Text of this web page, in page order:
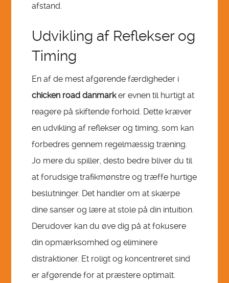
afstand.
Udvikling af Reflekser og
Timing
En af de mest afgørende færdigheder i
chicken road danmarker evnen til hurtigt at
reagere på skiftende forhold. Dette kræver
en udvikling af reflekser og timing, som kan
forbedres gennem regelmæssig træning.
Jo mere du spiller, desto bedre bliver du til
at forudsige trafikmønstre og træffe hurtige
beslutninger. Det handler om at skærpe
dine sanser og lære at stole på din intuition.
Derudover kan du øve dig på at fokusere
din opmærksomhed og eliminere
distraktioner. Et roligt og koncentreret sind
er afgørende for at præstere optimalt.